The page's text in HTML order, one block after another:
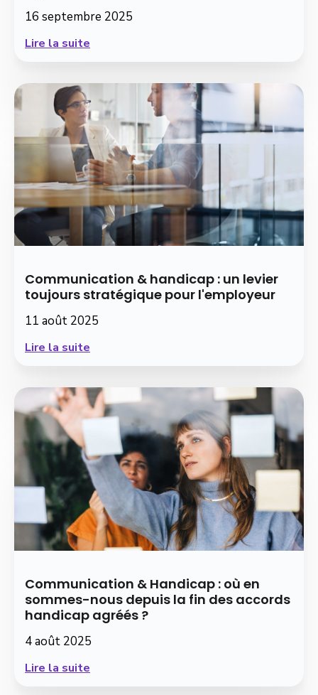
16 septembre 2025
Lire la suite
Communication & handicap : un levier
toujours stratégique pour l'employeur
11 août 2025
Lire la suite
Communication & Handicap : où en
sommes-nous depuis la fin des accords
handicap agréés ?
4 août 2025
Lire la suite